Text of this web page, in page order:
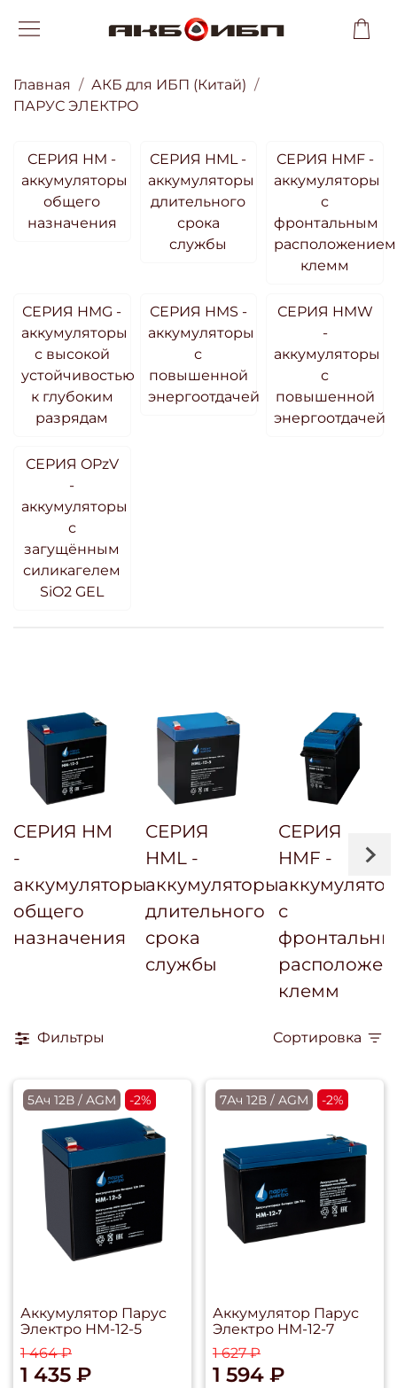
Главная
АКБ для ИБП (Китай)
ПАРУС ЭЛЕКТРО
СЕРИЯ HM -
аккумуляторы
общего
назначения
СЕРИЯ HML -
аккумуляторы
длительного
срока
службы
СЕРИЯ HMF -
аккумуляторы
с
фронтальным
расположением
клемм
СЕРИЯ HMG -
аккумуляторы
с высокой
устойчивостью
к глубоким
разрядам
СЕРИЯ HMS -
аккумуляторы
с
повышенной
энергоотдачей
СЕРИЯ HMW
-
аккумуляторы
с
повышенной
энергоотдачей
СЕРИЯ OPzV
-
аккумуляторы
с
загущённым
силикагелем
SiO2 GEL
СЕРИЯ HM
-
аккумуляторы
общего
назначения
СЕРИЯ
HML -
аккумуляторы
длительного
срока
службы
СЕРИЯ
HMF -
с
клемм
Фильтры Сортировка
5Ач 12В / AGM -2%
Аккумулятор Парус
Электро HM-12-5
1 464 ₽
1 435 ₽
7Ач 12В / AGM -2%
Аккумулятор Парус
Электро HM-12-7
1 627 ₽
1 594 ₽